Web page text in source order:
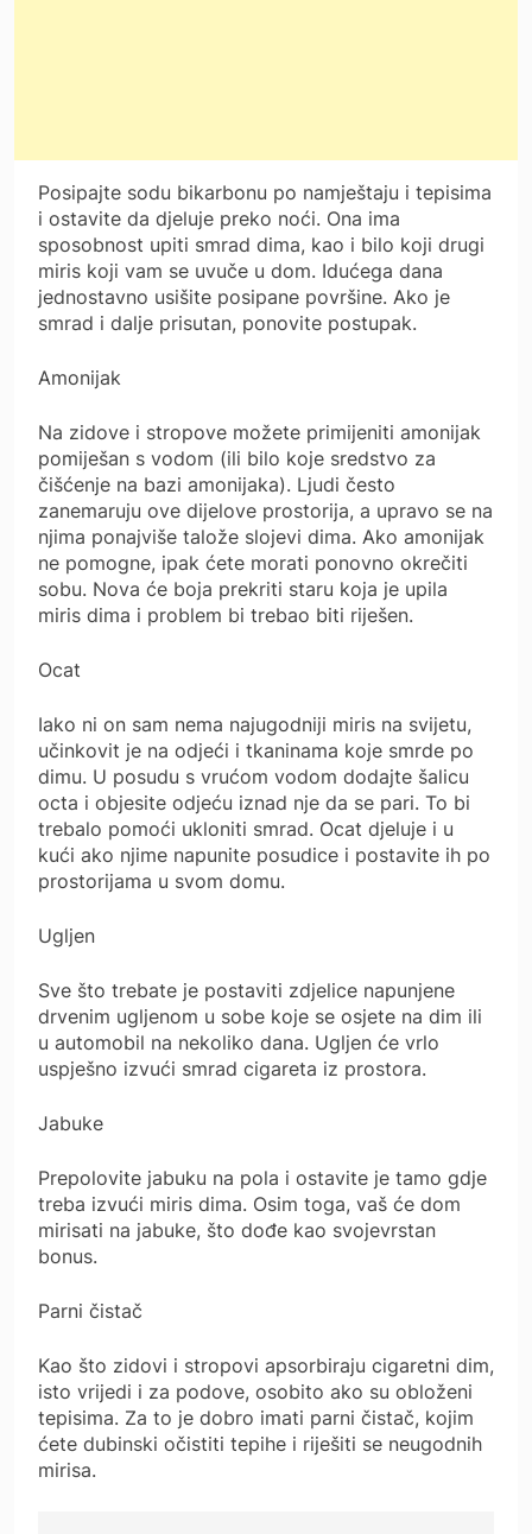
Posipajte sodu bikarbonu po namještaju i tepisima
i ostavite da djeluje preko noći. Ona ima
sposobnost upiti smrad dima, kao i bilo koji drugi
miris koji vam se uvuče u dom. Idućega dana
jednostavno usišite posipane površine. Ako je
smrad i dalje prisutan, ponovite postupak.
Amonijak
Na zidove i stropove možete primijeniti amonijak
pomiješan s vodom (ili bilo koje sredstvo za
čišćenje na bazi amonijaka). Ljudi često
zanemaruju ove dijelove prostorija, a upravo se na
njima ponajviše talože slojevi dima. Ako amonijak
ne pomogne, ipak ćete morati ponovno okrečiti
sobu. Nova će boja prekriti staru koja je upila
miris dima i problem bi trebao biti riješen.
Ocat
Iako ni on sam nema najugodniji miris na svijetu,
učinkovit je na odjeći i tkaninama koje smrde po
dimu. U posudu s vrućom vodom dodajte šalicu
octa i objesite odjeću iznad nje da se pari. To bi
trebalo pomoći ukloniti smrad. Ocat djeluje i u
kući ako njime napunite posudice i postavite ih po
prostorijama u svom domu.
Ugljen
Sve što trebate je postaviti zdjelice napunjene
drvenim ugljenom u sobe koje se osjete na dim ili
u automobil na nekoliko dana. Ugljen će vrlo
uspješno izvući smrad cigareta iz prostora.
Jabuke
Prepolovite jabuku na pola i ostavite je tamo gdje
treba izvući miris dima. Osim toga, vaš će dom
mirisati na jabuke, što dođe kao svojevrstan
bonus.
Parni čistač
Kao što zidovi i stropovi apsorbiraju cigaretni dim,
isto vrijedi i za podove, osobito ako su obloženi
tepisima. Za to je dobro imati parni čistač, kojim
ćete dubinski očistiti tepihe i riješiti se neugodnih
mirisa.